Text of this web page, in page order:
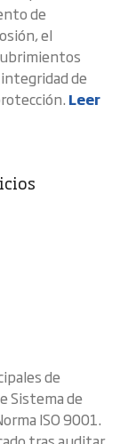
de
el
de
Leer
de
Sistema de
ISO 9001.